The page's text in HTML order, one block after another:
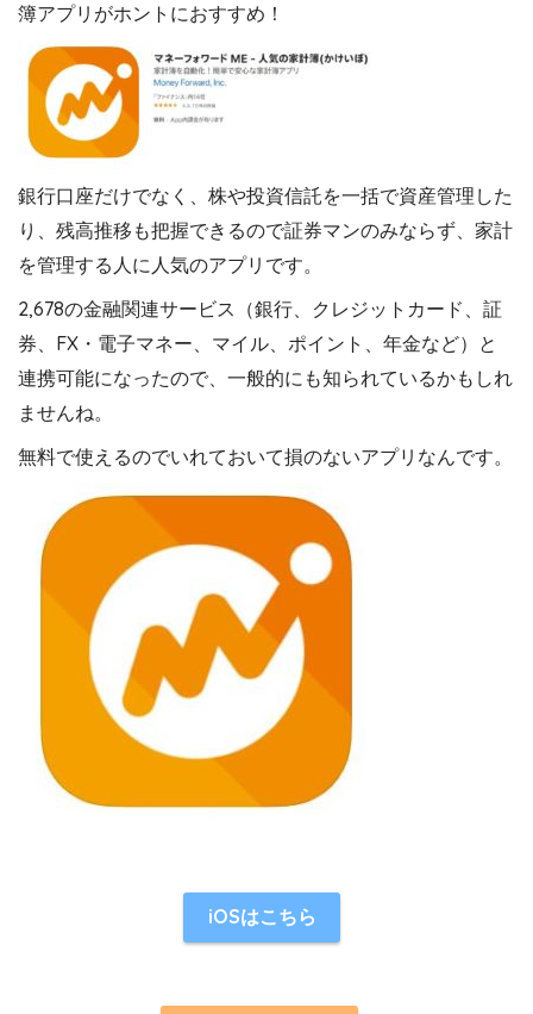
簿アプリがホントにおすすめ！
銀行口座だけでなく、株や投資信託を一括で資産管理した
り、残高推移も把握できるので証券マンのみならず、家計
を管理する人に人気のアプリです。
2,678の金融関連サービス（銀行、クレジットカード、証
券、FX・電子マネー、マイル、ポイント、年金など）と
連携可能になったので、一般的にも知られているかもしれ
ませんね。
無料で使えるのでいれておいて損のないアプリなんです。
iOSはこちら